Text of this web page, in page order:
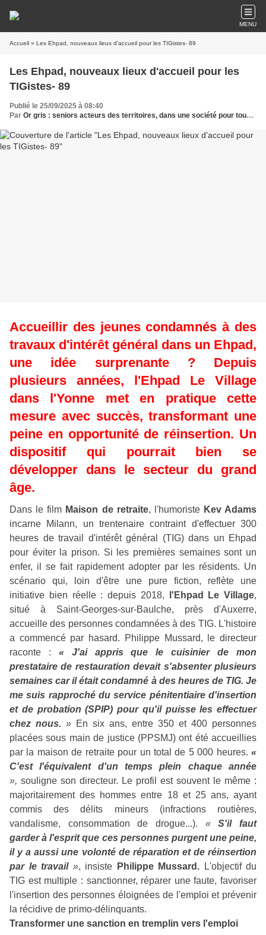
MENU
Accueil » Les Ehpad, nouveaux lieux d'accueil pour les TIGistes- 89
Les Ehpad, nouveaux lieux d'accueil pour les
TIGistes- 89
Publié le 25/09/2025 à 08:40
Par Or gris : seniors acteurs des territoires, dans une société pour tous les âges
Accueillir des jeunes condamnés à des
travaux d'intérêt général dans un Ehpad,
une idée surprenante ? Depuis
plusieurs années, l'Ehpad Le Village
dans l'Yonne met en pratique cette
mesure avec succès, transformant une
peine en opportunité de réinsertion. Un
dispositif qui pourrait bien se
développer dans le secteur du grand
âge.
Dans le film Maison de retraite, l'humoriste Kev Adams
incarne Milann, un trentenaire contraint d'effectuer 300
heures de travail d'intérêt général (TIG) dans un Ehpad
pour éviter la prison. Si les premières semaines sont un
enfer, il se fait rapidement adopter par les résidents. Un
scénario qui, loin d'être une pure fiction, reflète une
initiative bien réelle : depuis 2018,
l'Ehpad Le Village,
situé à Saint-Georges-sur-Baulche, près d'Auxerre,
accueille des personnes condamnées à des TIG. L'histoire
a commencé par hasard. Philippe Mussard, le directeur
raconte : « J'ai appris que le cuisinier de mon
prestataire de restauration devait s'absenter plusieurs
semaines car il était condamné à des heures de TIG. Je
me suis rapproché du service pénitentiaire d'insertion
et de probation (SPIP) pour qu'il puisse les effectuer
chez nous. » En six ans, entre 350 et 400 personnes
placées sous main de justice (PPSMJ) ont été accueillies
par la maison de retraite pour un total de 5 000 heures. «
C'est l'équivalent d'un temps plein chaque année
», souligne son directeur. Le profil est souvent le même :
majoritairement des hommes entre 18 et 25 ans, ayant
commis des délits mineurs (infractions routières,
vandalisme, consommation de drogue...). «S'il faut
garder à l'esprit que ces personnes purgent une peine,
il y a aussi une volonté de réparation et de réinsertion
par le travail », insiste Philippe Mussard. L'objectif du
TIG est multiple : sanctionner, réparer une faute, favoriser
l'insertion des personnes éloignées de l'emploi et prévenir
la récidive de primo-délinquants.
Transformer une sanction en tremplin vers l'emploi